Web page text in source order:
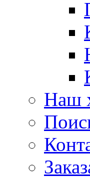
Наш